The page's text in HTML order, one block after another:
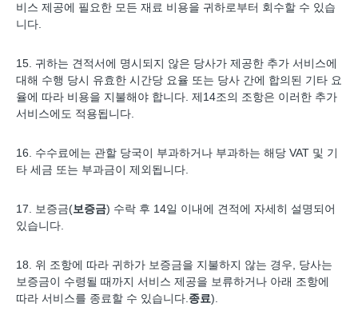
비스 제공에 필요한 모든 재료 비용을 귀하로부터 회수할 수 있습
니다.
15. 귀하는 견적서에 명시되지 않은 당사가 제공한 추가 서비스에
대해 수행 당시 유효한 시간당 요율 또는 당사 간에 합의된 기타 요
율에 따라 비용을 지불해야 합니다. 제14조의 조항은 이러한 추가
서비스에도 적용됩니다.
16. 수수료에는 관할 당국이 부과하거나 부과하는 해당 VAT 및 기
타 세금 또는 부과금이 제외됩니다.
17. 보증금(보증금) 수락 후 14일 이내에 견적에 자세히 설명되어
있습니다.
18. 위 조항에 따라 귀하가 보증금을 지불하지 않는 경우, 당사는
보증금이 수령될 때까지 서비스 제공을 보류하거나 아래 조항에
따라 서비스를 종료할 수 있습니다.종료).